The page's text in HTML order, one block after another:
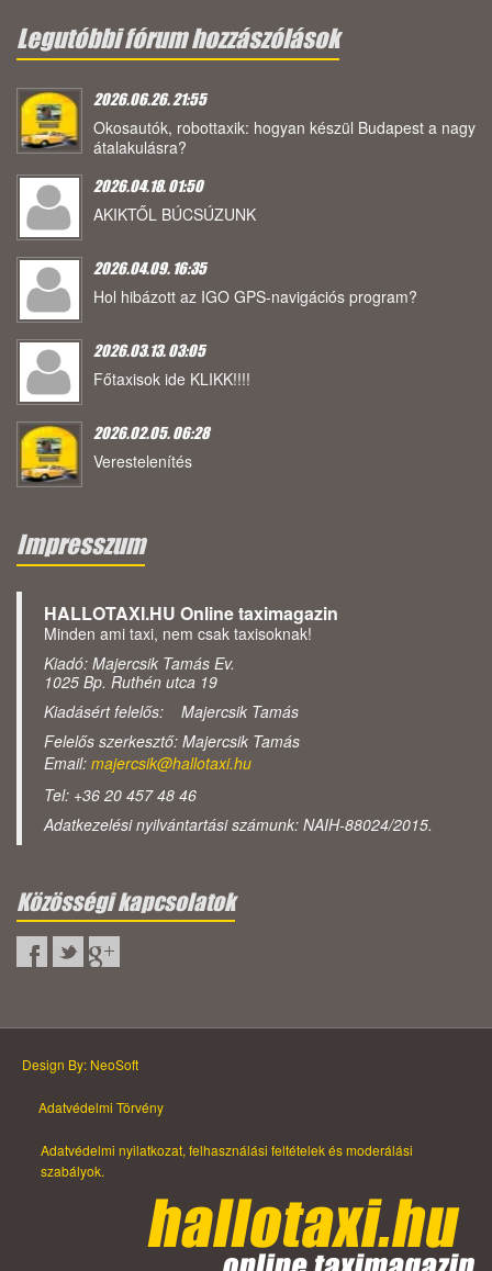
Legutóbbi fórum hozzászólások
2026.06.26. 21:55
Okosautók, robottaxik: hogyan készül Budapest a nagy
átalakulásra?
2026.04.18. 01:50
AKIKTŐL BÚCSÚZUNK
2026.04.09. 16:35
Hol hibázott az IGO GPS-navigációs program?
2026.03.13. 03:05
Főtaxisok ide KLIKK!!!!
2026.02.05. 06:28
Verestelenítés
Impresszum
HALLOTAXI.HU Online taximagazin
Minden ami taxi, nem csak taxisoknak!
Kiadó: Majercsik Tamás Ev.
1025 Bp. Ruthén utca 19
Kiadásért felelős: Majercsik Tamás
Felelős szerkesztő: Majercsik Tamás
Email: majercsik@hallotaxi.hu
Tel: +36 20 457 48 46
Adatkezelési nyilvántartási számunk: NAIH-88024/2015.
Közösségi kapcsolatok
Design By: NeoSoft
Adatvédelmi Törvény
Adatvédelmi nyilatkozat, felhasználási feltételek és moderálási
szabályok.